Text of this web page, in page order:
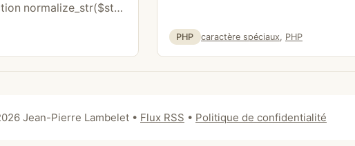
normalize_str($str)
‘Ž’=>’Z’, ‘ž’=>’z’,
‘Â’=>’A’, ‘Ã’=>’A’, ‘Ä’=>’AE’,
Catégories
PHP Étiquettes
caractère spéciaux, PHP
Jean-Pierre Lambelet • Flux RSS • Politique de confidentialité